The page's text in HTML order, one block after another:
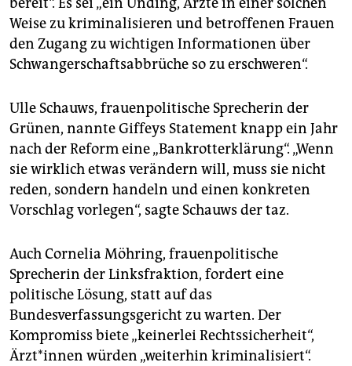
Weise zu kriminalisieren und betroffenen Frauen
den Zugang zu wichtigen Informationen über
Schwangerschaftsabbrüche so zu erschweren“.
Ulle Schauws, frauenpolitische Sprecherin der
Grünen, nannte Giffeys Statement knapp ein Jahr
nach der Reform eine „Bankrotterklärung“. „Wenn
sie wirklich etwas verändern will, muss sie nicht
reden, sondern handeln und einen konkreten
Vorschlag vorlegen“, sagte Schauws der taz.
Auch Cornelia Möhring, frauenpolitische
Sprecherin der Linksfraktion, fordert eine
politische Lösung, statt auf das
Bundesverfassungsgericht zu warten. Der
Kompromiss biete „keinerlei Rechtssicherheit“,
Ärzt*innen würden „weiterhin kriminalisiert“.